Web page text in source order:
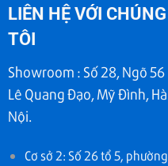
LIÊN HỆ VỚI CHÚNG
TÔI
Showroom : Số 28, Ngõ 56
Lê Quang Đạo, Mỹ Đình, Hà
Nội.
Cơ sở 2: Số 26 tổ 5, phường